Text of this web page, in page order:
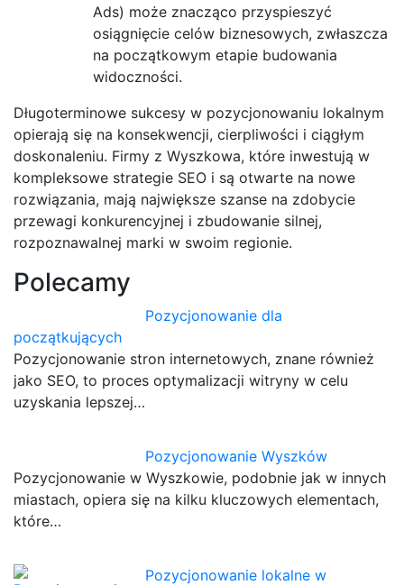
Ads) może znacząco przyspieszyć
osiągnięcie celów biznesowych, zwłaszcza
na początkowym etapie budowania
widoczności.
Długoterminowe sukcesy w pozycjonowaniu lokalnym
opierają się na konsekwencji, cierpliwości i ciągłym
doskonaleniu. Firmy z Wyszkowa, które inwestują w
kompleksowe strategie SEO i są otwarte na nowe
rozwiązania, mają największe szanse na zdobycie
przewagi konkurencyjnej i zbudowanie silnej,
rozpoznawalnej marki w swoim regionie.
Polecamy
Pozycjonowanie dla
początkujących
Pozycjonowanie stron internetowych, znane również
jako SEO, to proces optymalizacji witryny w celu
uzyskania lepszej…
Pozycjonowanie Wyszków
Pozycjonowanie w Wyszkowie, podobnie jak w innych
miastach, opiera się na kilku kluczowych elementach,
które…
Pozycjonowanie lokalne w